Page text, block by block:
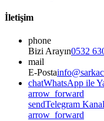
İletişim
phone
Bizi Arayın0532
mail
E-Posta
chatWhatsApp ile
arrow_forward
sendTelegram
arrow_forward